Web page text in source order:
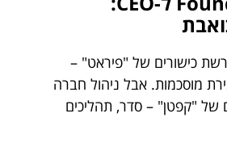
כישורים של "פיראט" –
מוסכמות. אבל ניהול חברה
של "קפטן" – סדר, תהליכים